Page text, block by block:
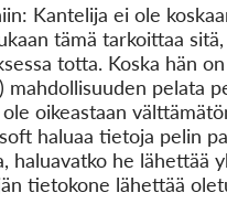
Kantelija ei ole
tämä tarkoittaa
totta. Koska hän
pelata
oikeastaan
haluaa tietoja pelin
haluavatko he lähettää
tietokone lähettää